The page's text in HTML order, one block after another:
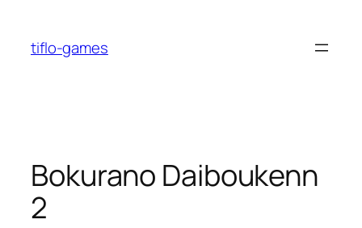
содержимому
tiflo-games
Bokurano Daiboukenn
2